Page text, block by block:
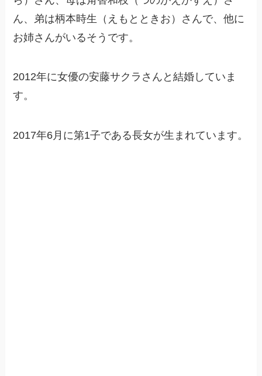
ん、弟は柄本時生（えもとときお）さんで、他に
お姉さんがいるそうです。
2012年に女優の安藤サクラさんと結婚していま
す。
2017年6月に第1子である長女が生まれています。